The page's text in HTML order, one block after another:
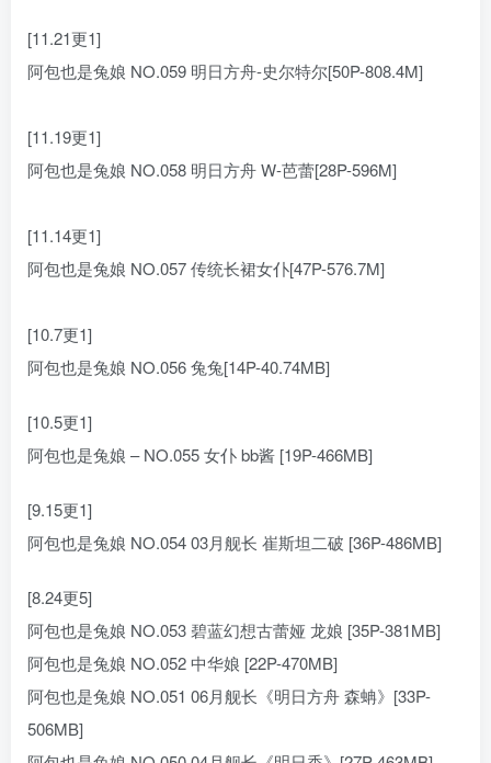
[11.21更1]
阿包也是兔娘 NO.059 明日方舟-史尔特尔[50P-808.4M]
[11.19更1]
阿包也是兔娘 NO.058 明日方舟 W-芭蕾[28P-596M]
[11.14更1]
阿包也是兔娘 NO.057 传统长裙女仆[47P-576.7M]
[10.7更1]
阿包也是兔娘 NO.056 兔兔[14P-40.74MB]
[10.5更1]
阿包也是兔娘 – NO.055 女仆 bb酱 [19P-466MB]
[9.15更1]
阿包也是兔娘 NO.054 03月舰长 崔斯坦二破 [36P-486MB]
[8.24更5]
阿包也是兔娘 NO.053 碧蓝幻想古蕾娅 龙娘 [35P-381MB]
阿包也是兔娘 NO.052 中华娘 [22P-470MB]
阿包也是兔娘 NO.051 06月舰长《明日方舟 森蚺》[33P-
506MB]